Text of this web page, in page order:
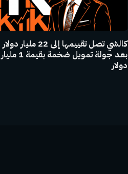
كالشي تصل تقييمها إلى 22 مليار دولار
بعد جولة تمويل ضخمة بقيمة 1 مليار
دولار